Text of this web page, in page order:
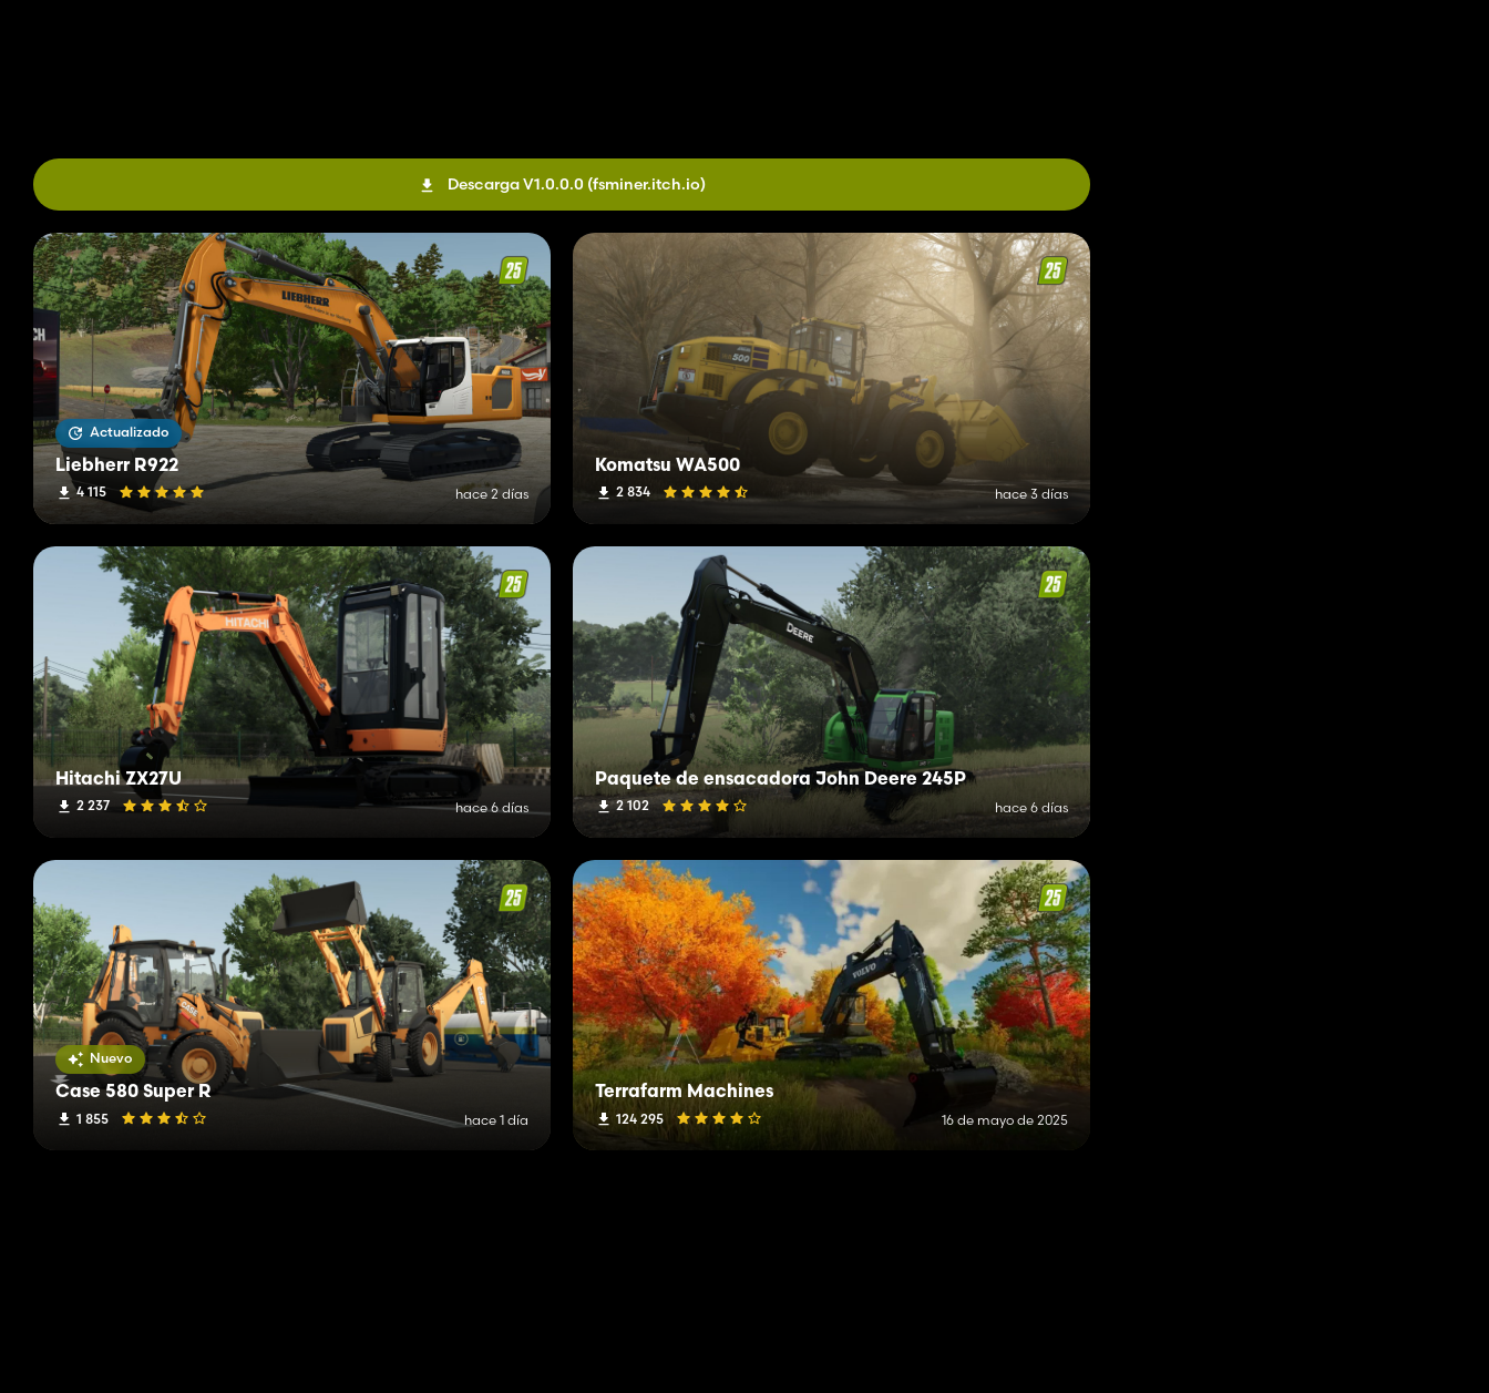
Descarga V1.0.0.0 (fsminer.itch.io)
Actualizado
Liebherr R922
4 115 hace 2 días
Komatsu WA500
2 834 hace 3 días
Hitachi ZX27U
2 237 hace 6 días
Paquete de ensacadora John Deere 245P
2 102 hace 6 días
Nuevo
Case 580 Super R
1 855 hace 1 día
Terrafarm Machines
124 295 16 de mayo de 2025